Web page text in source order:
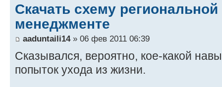
Скачать схему
менеджменте
aaduntaili14» 06 фев 2011 06:39
Сказывался, вероятно, кое-какой
попыток ухода из жизни.